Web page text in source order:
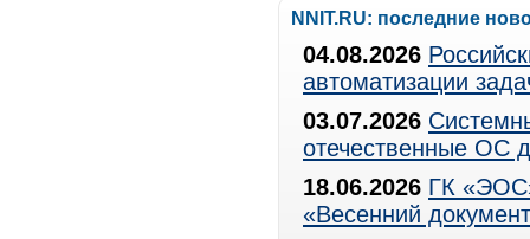
NNIT.RU: последние
04.08.2026
автоматизации
03.07.2026
отечественные ОС
18.06.2026 ГК
«Весенний